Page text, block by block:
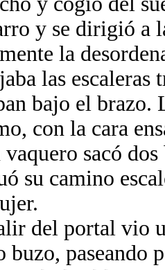
y se dirigió a
la
las escaleras
bajo el brazo.
con la cara
sacó
su camino
del portal vio
buzo, paseando